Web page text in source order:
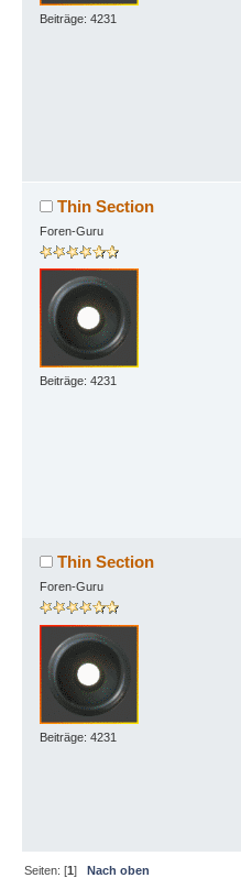
Beiträge: 4231
Thin Section
Foren-Guru
Beiträge: 4231
Thin Section
Foren-Guru
Beiträge: 4231
Seiten: [1] Nach oben